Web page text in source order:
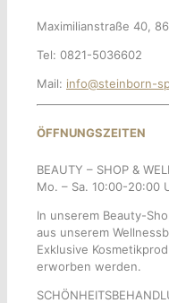
Maximilianstraße 40,
Tel: 0821-5036602
Mail: info@steinborn-
ÖFFNUNGSZEITEN
BEAUTY – SHOP &
Mo. – Sa. 10:00-20:00
In unserem Beauty-
aus unserem
Exklusive
erworben werden.